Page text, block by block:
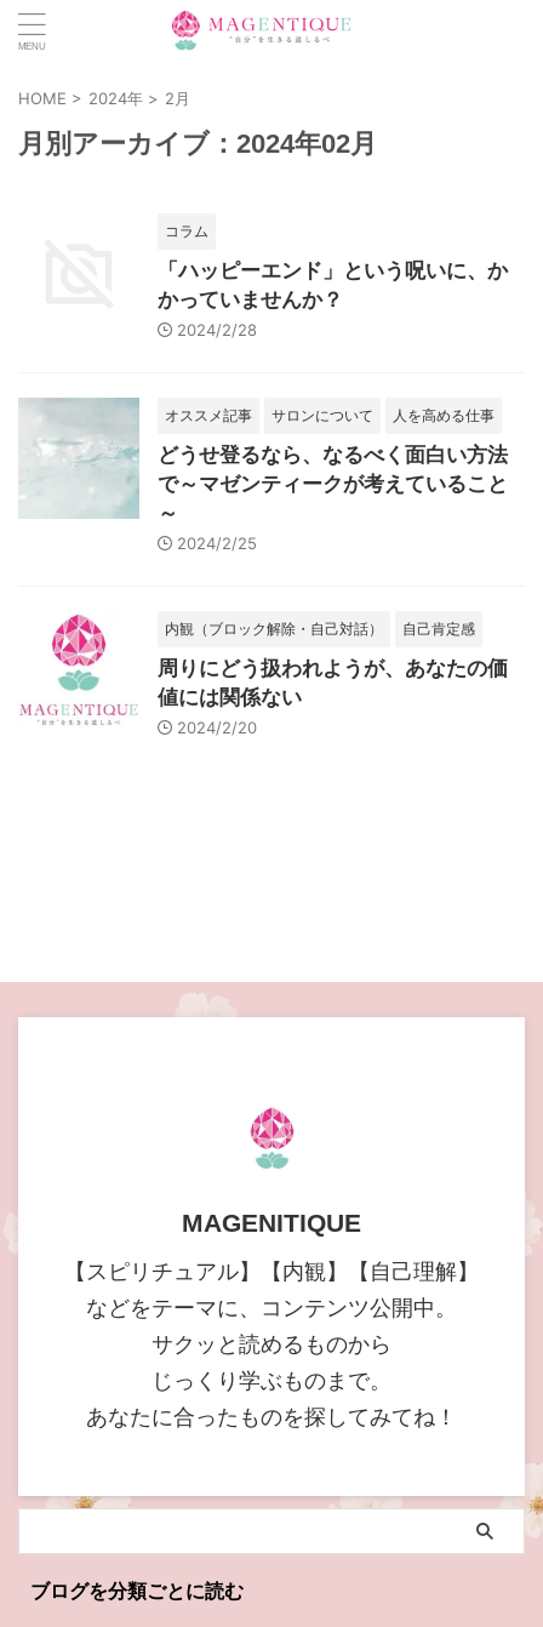
HOME > 2024年 > 2月
月別アーカイブ：2024年02月
コラム
「ハッピーエンド」という呪いに、か
かっていませんか？
2024/2/28
オススメ記事 サロンについて 人を高める仕事
どうせ登るなら、なるべく面白い方法
で～マゼンティークが考えていること
～
2024/2/25
内観（ブロック解除・自己対話） 自己肯定感
周りにどう扱われようが、あなたの価
値には関係ない
2024/2/20
MAGENITIQUE
【スピリチュアル】【内観】【自己理解】
などをテーマに、コンテンツ公開中。
サクッと読めるものから
じっくり学ぶものまで。
あなたに合ったものを探してみてね！
ブログを分類ごとに読む